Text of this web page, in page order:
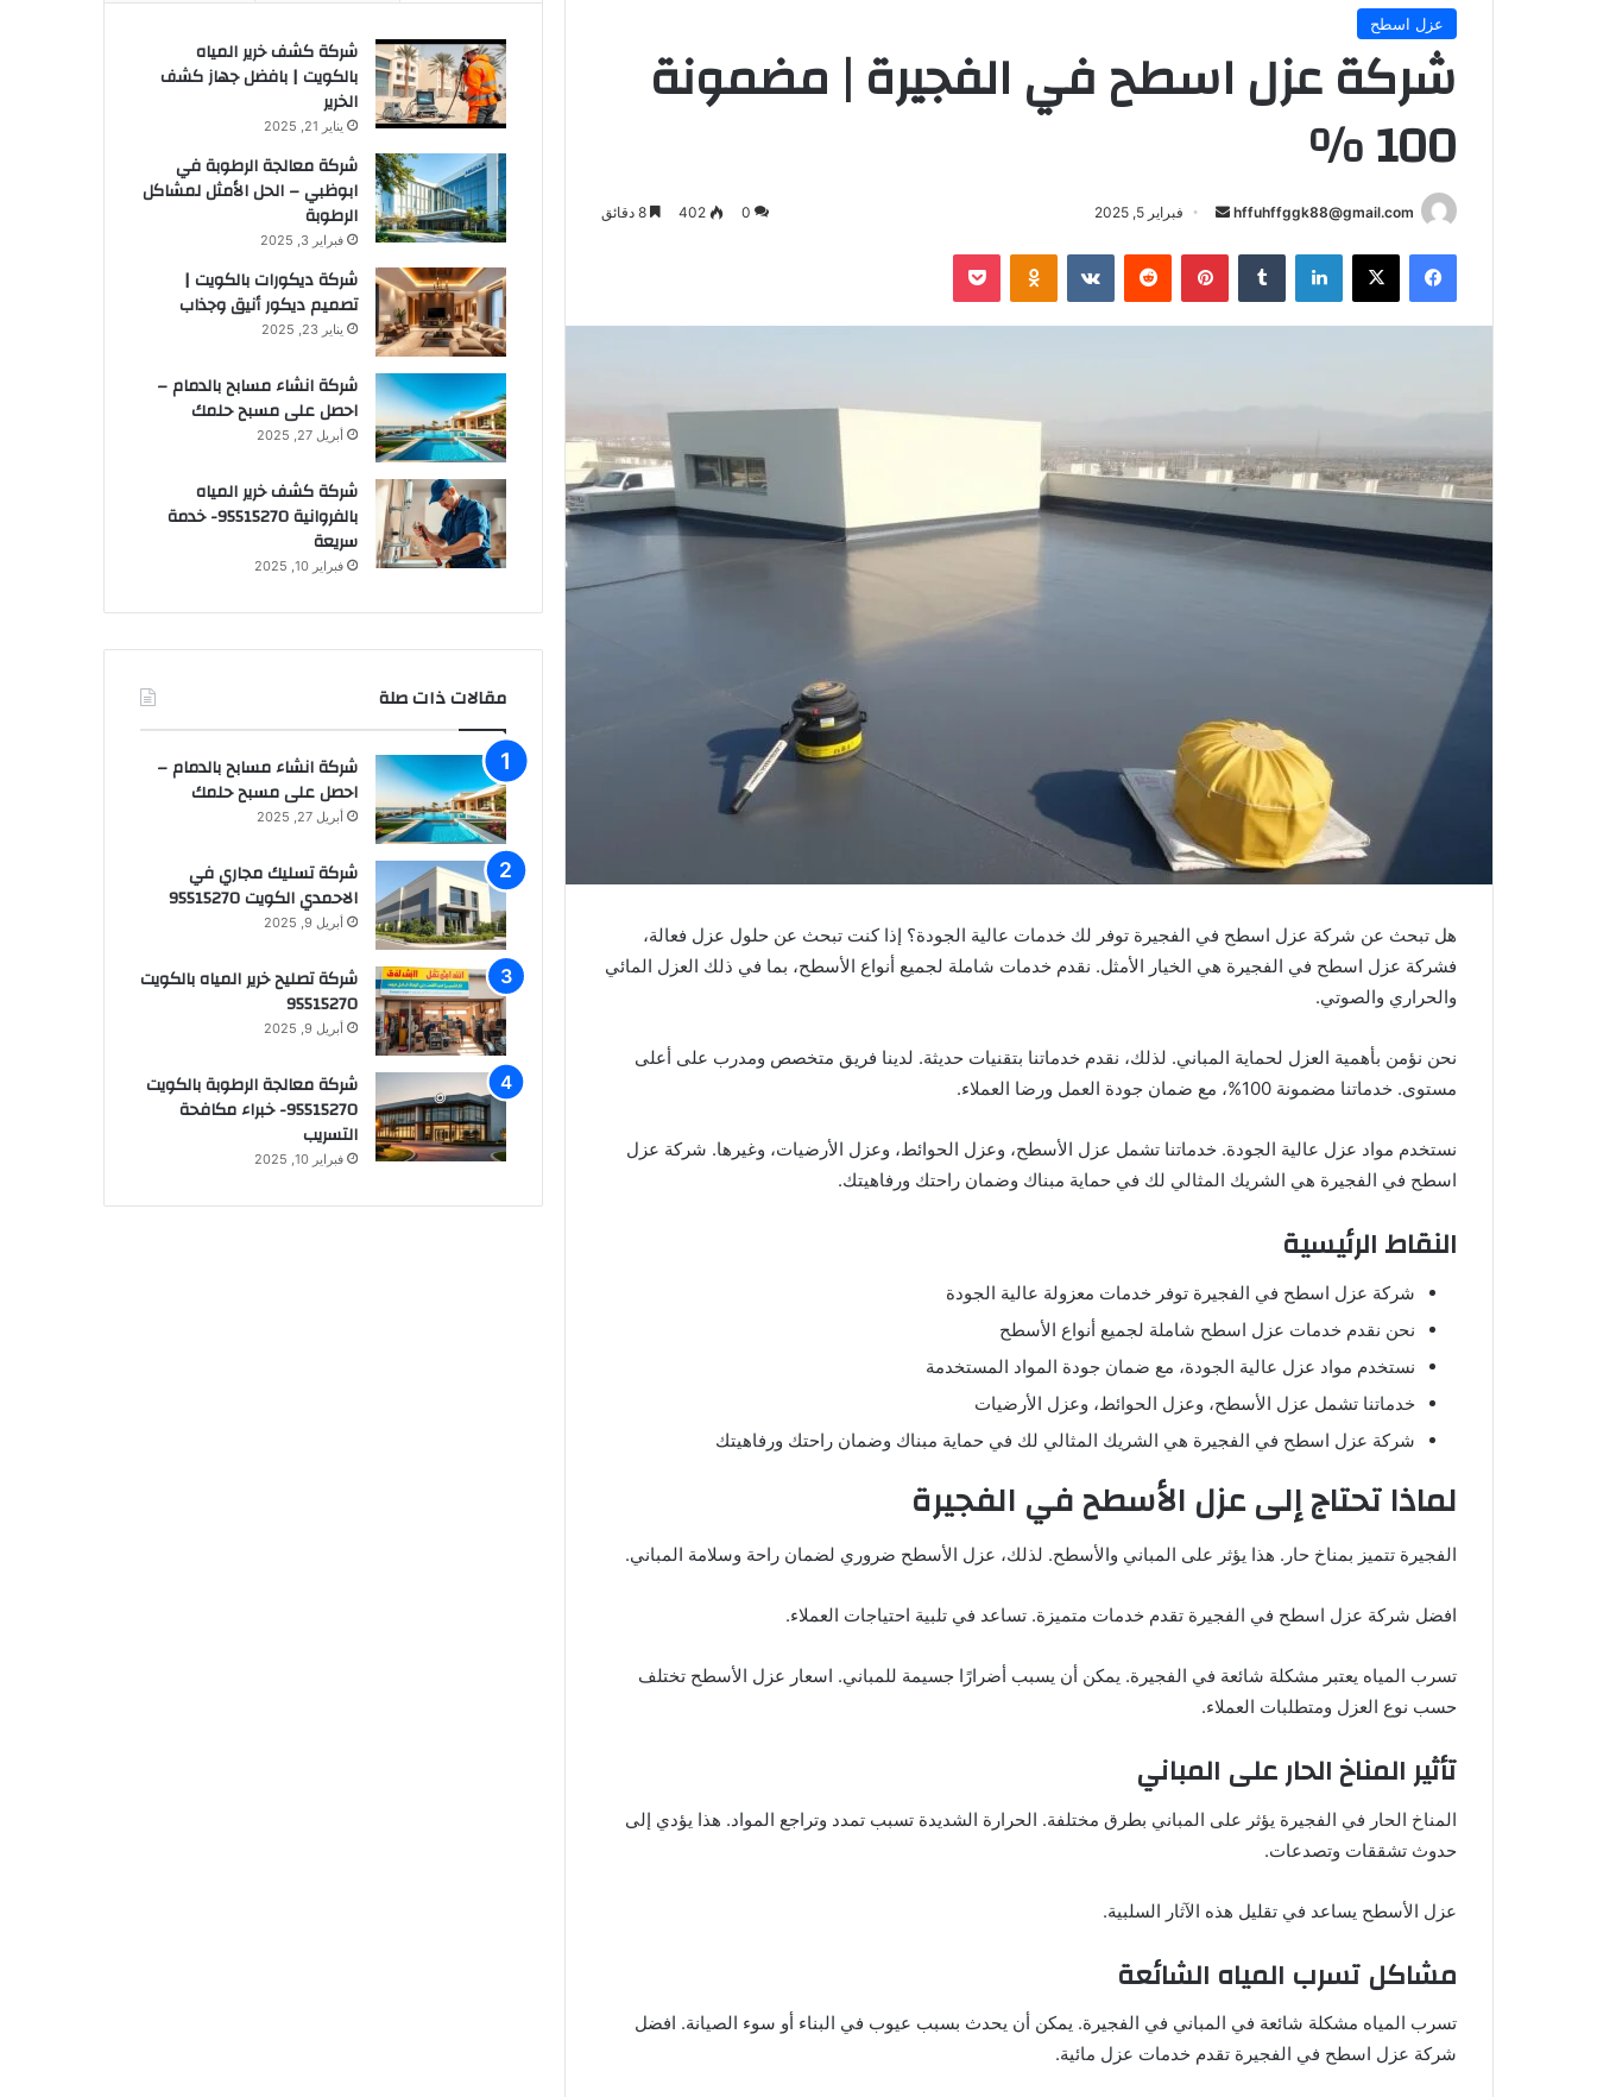
عزل اسطح
شركة عزل اسطح في الفجيرة | مضمونة
100 %
hffuhffggk88@gmail.com
أرسل
إلكترونيا
فبراير 5, 2025 0
402
فيسبوك ‫X لينكدإن بينتيريست Odnoklassniki
‫Pocket
هل تبحث عن شركة عزل اسطح في الفجيرة توفر لك خدمات عالية الجودة؟ إذا كنت تبحث عن حلول عزل فعالة،
فشركة عزل اسطح في الفجيرة هي الخيار الأمثل. نقدم خدمات شاملة لجميع أنواع الأسطح، بما في ذلك العزل المائي
والحراري والصوتي.
نحن نؤمن بأهمية العزل لحماية المباني. لذلك، نقدم خدماتنا بتقنيات حديثة. لدينا فريق متخصص ومدرب على أعلى
مستوى. خدماتنا مضمونة 100%، مع ضمان جودة العمل ورضا العملاء.
نستخدم مواد عزل عالية الجودة. خدماتنا تشمل عزل الأسطح، وعزل الحوائط، وعزل الأرضيات، وغيرها. شركة عزل
اسطح في الفجيرة هي الشريك المثالي لك في حماية مبناك وضمان راحتك ورفاهيتك.
النقاط الرئيسية
شركة عزل اسطح في الفجيرة توفر خدمات معزولة عالية الجودة
نحن نقدم خدمات عزل اسطح شاملة لجميع أنواع الأسطح
نستخدم مواد عزل عالية الجودة، مع ضمان جودة المواد المستخدمة
خدماتنا تشمل عزل الأسطح، وعزل الحوائط، وعزل الأرضيات
شركة عزل اسطح في الفجيرة هي الشريك المثالي لك في حماية مبناك وضمان راحتك ورفاهيتك
لماذا تحتاج إلى عزل الأسطح في الفجيرة
الفجيرة تتميز بمناخ حار. هذا يؤثر على المباني والأسطح. لذلك، عزل الأسطح ضروري لضمان راحة وسلامة المباني.
افضل شركة عزل اسطح في الفجيرة تقدم خدمات متميزة. تساعد في تلبية احتياجات العملاء.
تسرب المياه يعتبر مشكلة شائعة في الفجيرة. يمكن أن يسبب أضرارًا جسيمة للمباني. اسعار عزل الأسطح تختلف
حسب نوع العزل ومتطلبات العملاء.
تأثير المناخ الحار على المباني
المناخ الحار في الفجيرة يؤثر على المباني بطرق مختلفة. الحرارة الشديدة تسبب تمدد وتراجع المواد. هذا يؤدي إلى
حدوث تشققات وتصدعات.
عزل الأسطح يساعد في تقليل هذه الآثار السلبية.
مشاكل تسرب المياه الشائعة
تسرب المياه مشكلة شائعة في المباني في الفجيرة. يمكن أن يحدث بسبب عيوب في البناء أو سوء الصيانة. افضل
شركة عزل اسطح في الفجيرة تقدم خدمات عزل مائية.
شركة كشف خرير المياه
بالكويت | بافضل جهاز كشف
الخرير
يناير 21, 2025
شركة معالجة الرطوبة في
ابوظبي – الحل الأمثل لمشاكل
الرطوبة
فبراير 3, 2025
شركة ديكورات بالكويت |
تصميم ديكور أنيق وجذاب
يناير 23, 2025
شركة انشاء مسابح بالدمام –
احصل على مسبح حلمك
أبريل 27, 2025
شركة كشف خرير المياه
بالفروانية 95515270- خدمة
سريعة
فبراير 10, 2025
مقالات ذات صلة
شركة انشاء مسابح بالدمام –
احصل على مسبح حلمك
أبريل 27, 2025
شركة تسليك مجاري في
الاحمدي الكويت 95515270
أبريل 9, 2025
شركة تصليح خرير المياه بالكويت
95515270
أبريل 9, 2025
شركة معالجة الرطوبة بالكويت
95515270- خبراء مكافحة
التسريب
فبراير 10, 2025